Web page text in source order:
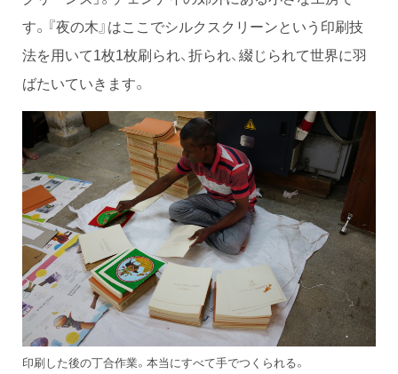
す。『夜の木』はここでシルクスクリーンという印刷技
法を用いて1枚1枚刷られ、折られ、綴じられて世界に羽
ばたいていきます。
印刷した後の丁合作業。本当にすべて手でつくられる。